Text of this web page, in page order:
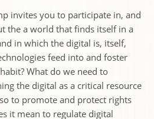
invites you to participate in, and
the a world that finds itself in a
in which the digital is, itself,
feed into and foster
What do we need to
the digital as a critical resource
to promote and protect rights
it mean to regulate digital